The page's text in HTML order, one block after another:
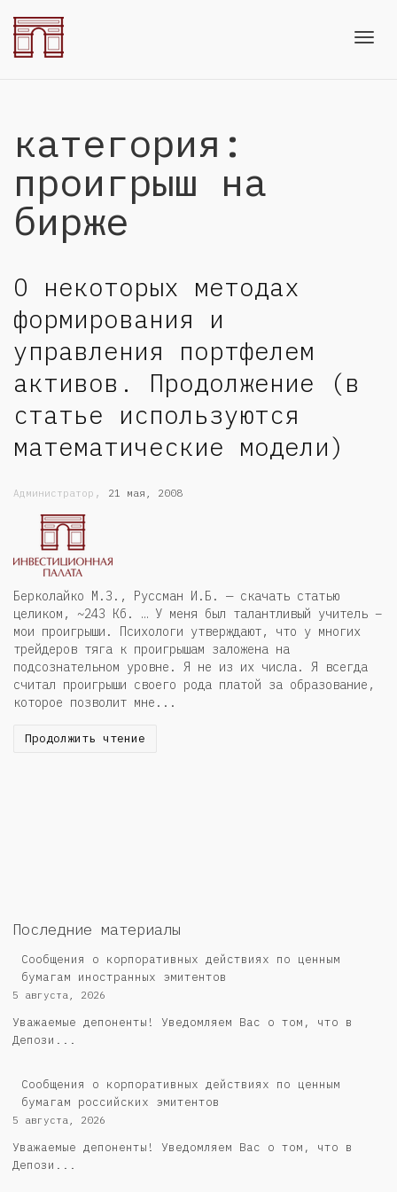
категория:
проигрыш на
бирже
О некоторых методах
формирования и
управления портфелем
активов. Продолжение (в
статье используются
математические модели)
Администратор , 21 мая, 2008
Берколайко М.З., Руссман И.Б. — скачать статью
целиком, ~243 Кб. … У меня был талантливый учитель –
мои проигрыши. Психологи утверждают, что у многих
трейдеров тяга к проигрышам заложена на
подсознательном уровне. Я не из их числа. Я всегда
считал проигрыши своего рода платой за образование,
которое позволит мне...
Продолжить чтение
Последние материалы
Сообщения о корпоративных действиях по ценным
бумагам иностранных эмитентов
5 августа, 2026
Уважаемые депоненты! Уведомляем Вас о том, что в
Депози...
Cообщения о корпоративных действиях по ценным
бумагам российских эмитентов
5 августа, 2026
Уважаемые депоненты! Уведомляем Вас о том, что в
Депози...